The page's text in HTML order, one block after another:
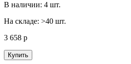
В наличии: 4 шт.
На складе: >40 шт.
3 658 р
Купить